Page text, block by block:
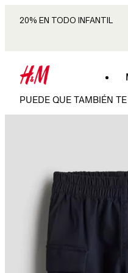
20% EN TODO INFANTIL
PUEDE QUE TAMBIÉN